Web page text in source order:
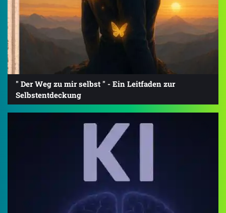
" Der Weg zu mir selbst " - Ein Leitfaden zur
Selbstentdeckung